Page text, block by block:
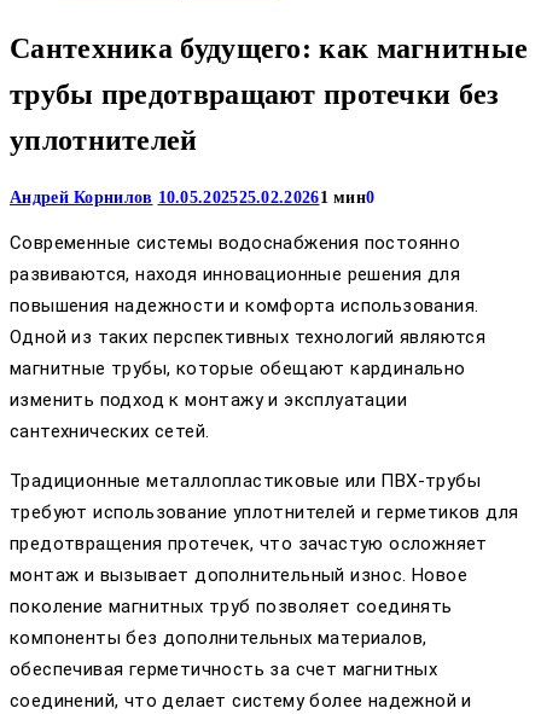
Сантехника будущего: как магнитные
трубы предотвращают протечки без
уплотнителей
Андрей Корнилов 10.05.202525.02.20261 мин0
Современные системы водоснабжения постоянно
развиваются, находя инновационные решения для
повышения надежности и комфорта использования.
Одной из таких перспективных технологий являются
магнитные трубы, которые обещают кардинально
изменить подход к монтажу и эксплуатации
сантехнических сетей.
Традиционные металлопластиковые или ПВХ-трубы
требуют использование уплотнителей и герметиков для
предотвращения протечек, что зачастую осложняет
монтаж и вызывает дополнительный износ. Новое
поколение магнитных труб позволяет соединять
компоненты без дополнительных материалов,
обеспечивая герметичность за счет магнитных
соединений, что делает систему более надежной и